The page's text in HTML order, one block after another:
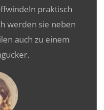
praktisch
werden sie neben
auch zu einem